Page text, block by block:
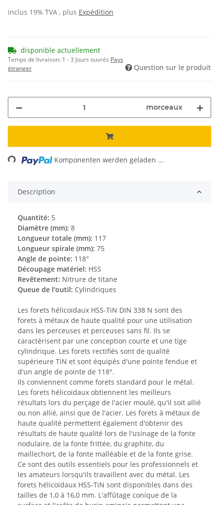
inclus 19% TVA , plus Expédition
disponible actuellement
Temps de livraison: 1 - 3 Jours ouvrés Pays
étranger
Question sur le produit
morceaux
Loading... Komponenten werden geladen ...
Description
Quantité: 5
Diamètre (mm): 8
Longueur totale (mm): 117
Longueur spirale (mm): 75
Angle de pointe: 118°
Découpage matériel: HSS
Revêtement: Nitrure de titane
Queue de l'outil: Cylindriques
Les forets hélicoïdaux HSS-TiN DIN 338 N sont des
forets à métaux de haute qualité pour une utilisation
dans les perceuses et perceuses sans fil. Ils se
caractérisent par une conception courte et une tige
cylindrique. Les forets rectifiés sont de qualité
supérieure TiN et sont équipés d'une pointe fendue et
d'un angle de pointe de 118°.
Ils conviennent comme forets standard pour le métal.
Les forets hélicoïdaux obtiennent les meilleurs
résultats lors du perçage de l'acier moulé, qu'il soit allié
ou non allié, ainsi que de l'acier. Les forets à métaux de
haute qualité permettent également d'obtenir des
résultats de haute qualité lors de l'usinage de la fonte
nodulaire, de la fonte frittée, du graphite, du
maillechort, de la fonte malléable et de la fonte grise.
Ce sont des outils essentiels pour les professionnels et
les amateurs lorsqu'ils travaillent avec du métal. Les
forets hélicoïdaux HSS-TiN sont disponibles dans des
tailles de 1,0 à 16,0 mm. L'affûtage conique de la